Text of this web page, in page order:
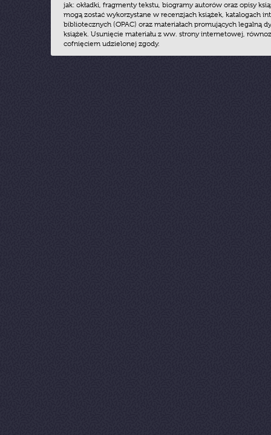
jak: okładki, fragmenty tekstu, biogramy autorów oraz opisy
mogą zostać wykorzystane w recenzjach książek, katalogach
bibliotecznych (OPAC) oraz materiałach promujących legalną
książek. Usunięcie materiału z ww. strony internetowej,
cofnięciem udzielonej zgody.